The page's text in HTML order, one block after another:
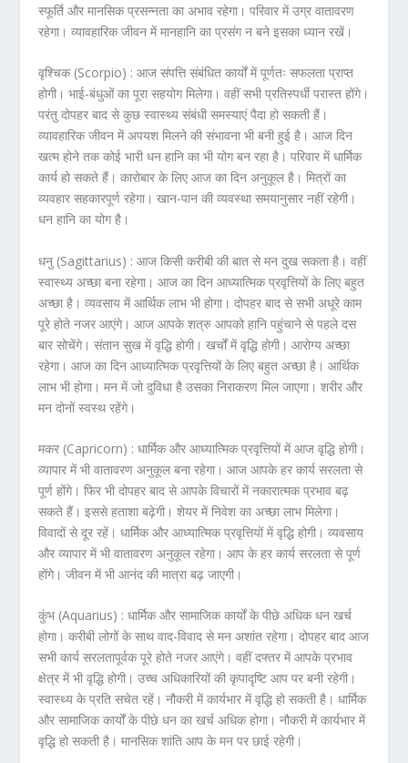
स्फूर्ति और मानसिक प्रसन्नता का अभाव रहेगा। परिवार में उग्र वातावरण
रहेगा। व्यावहारिक जीवन में मानहानि का प्रसंग न बने इसका ध्यान रखें।
वृश्चिक (Scorpio) :आज संपत्ति संबंधित कार्यों में पूर्णतः सफलता प्राप्त
होगी। भाई-बंधुओं का पूरा सहयोग मिलेगा। वहीं सभी प्रतिस्पर्धी परास्त होंगे।
परंतु दोपहर बाद से कुछ स्वास्थ्य संबंधी समस्याएं पैदा हो सकती हैं।
व्यावहारिक जीवन में अपयश मिलने की संभावना भी बनी हुई है। आज दिन
खत्म होने तक कोई भारी धन हानि का भी योग बन रहा है। परिवार में धार्मिक
कार्य हो सकते हैं। कारोबार के लिए आज का दिन अनुकूल है। मित्रों का
व्यवहार सहकारपूर्ण रहेगा। खान-पान की व्यवस्था समयानुसार नहीं रहेगी।
धन हानि का योग है।
धनु (Sagittarius) :आज किसी करीबी की बात से मन दुख सकता है। वहीं
स्वास्थ्य अच्छा बना रहेगा। आज का दिन आध्यात्मिक प्रवृत्तियों के लिए बहुत
अच्छा है। व्यवसाय में आर्थिक लाभ भी होगा। दोपहर बाद से सभी अधूरे काम
पूरे होते नजर आएंगे। आज आपके शत्रु आपको हानि पहुंचाने से पहले दस
बार सोचेंगे। संतान सुख में वृद्धि होगी। खर्चों में वृद्धि होगी। आरोग्य अच्छा
रहेगा। आज का दिन आध्यात्मिक प्रवृत्तियों के लिए बहुत अच्छा है। आर्थिक
लाभ भी होगा। मन में जो दुविधा है उसका निराकरण मिल जाएगा। शरीर और
मन दोनों स्वस्थ रहेंगे।
मकर (Capricorn) :धार्मिक और आध्यात्मिक प्रवृत्तियों में आज वृद्धि होगी।
व्यापार में भी वातावरण अनुकूल बना रहेगा। आज आपके हर कार्य सरलता से
पूर्ण होंगे। फिर भी दोपहर बाद से आपके विचारों में नकारात्मक प्रभाव बढ़
सकते हैं। इससे हताशा बढ़ेगी। शेयर में निवेश का अच्छा लाभ मिलेगा।
विवादों से दूर रहें। धार्मिक और आध्यात्मिक प्रवृत्तियों में वृद्धि होगी। व्यवसाय
और व्यापार में भी वातावरण अनुकूल रहेगा। आप के हर कार्य सरलता से पूर्ण
होंगे। जीवन में भी आनंद की मात्रा बढ़ जाएगी।
कुंभ (Aquarius) : धार्मिक और सामाजिक कार्यों के पीछे अधिक धन खर्च
होगा। करीबी लोगों के साथ वाद-विवाद से मन अशांत रहेगा। दोपहर बाद आज
सभी कार्य सरलतापूर्वक पूरे होते नजर आएंगे। वहीं दफ्तर में आपके प्रभाव
क्षेत्र में भी वृद्धि होगी। उच्च अधिकारियों की कृपादृष्टि आप पर बनी रहेगी।
स्‍वास्‍थ्‍य के प्रति सचेत रहें। नौकरी में कार्यभार में वृद्धि हो सकती है। धार्मिक
और सामाजिक कार्यों के पीछे धन का खर्च अधिक होगा। नौकरी में कार्यभार में
वृद्धि हो सकती है। मानसिक शांति आप के मन पर छाई रहेगी।